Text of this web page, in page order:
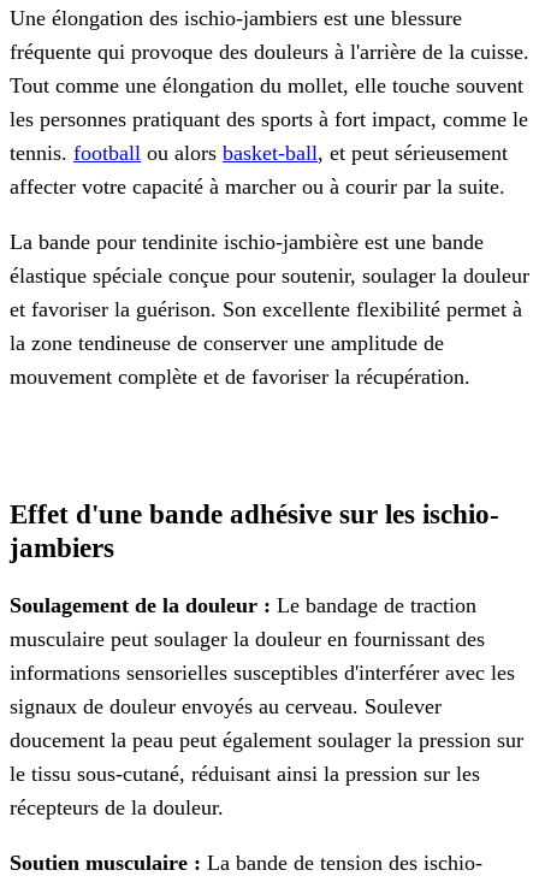
Une élongation des ischio-jambiers est une blessure
fréquente qui provoque des douleurs à l'arrière de la cuisse.
Tout comme une élongation du mollet, elle touche souvent
les personnes pratiquant des sports à fort impact, comme le
tennis. football ou alors basket-ball, et peut sérieusement
affecter votre capacité à marcher ou à courir par la suite.
La bande pour tendinite ischio-jambière est une bande
élastique spéciale conçue pour soutenir, soulager la douleur
et favoriser la guérison. Son excellente flexibilité permet à
la zone tendineuse de conserver une amplitude de
mouvement complète et de favoriser la récupération.
Effet d'une bande adhésive sur les ischio-
jambiers
Soulagement de la douleur : Le bandage de traction
musculaire peut soulager la douleur en fournissant des
informations sensorielles susceptibles d'interférer avec les
signaux de douleur envoyés au cerveau. Soulever
doucement la peau peut également soulager la pression sur
le tissu sous-cutané, réduisant ainsi la pression sur les
récepteurs de la douleur.
Soutien musculaire : La bande de tension des ischio-